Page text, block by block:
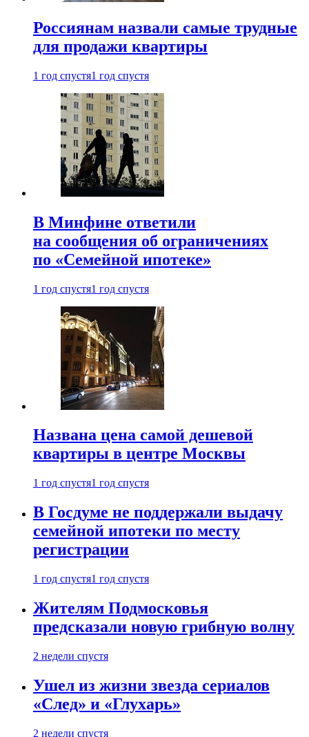
Россиянам назвали самые трудные
для продажи квартиры
1 год спустя1 год спустя
В Минфине ответили
на сообщения об ограничениях
по «Семейной ипотеке»
1 год спустя1 год спустя
Названа цена самой дешевой
квартиры в центре Москвы
1 год спустя1 год спустя
В Госдуме не поддержали выдачу
семейной ипотеки по месту
регистрации
1 год спустя1 год спустя
Жителям Подмосковья
предсказали новую грибную волну
2 недели спустя
Ушел из жизни звезда сериалов
«След» и «Глухарь»
2 недели спустя